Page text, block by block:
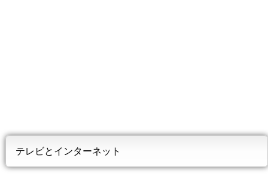
テレビとインターネット